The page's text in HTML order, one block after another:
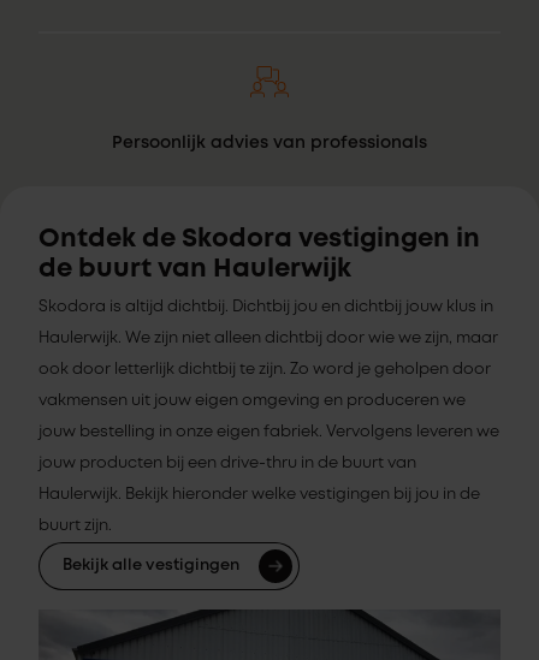
Persoonlijk advies van professionals
Ontdek de Skodora vestigingen in
de buurt van Haulerwijk
Skodora is altijd dichtbij. Dichtbij jou en dichtbij jouw klus in
Haulerwijk. We zijn niet alleen dichtbij door wie we zijn, maar
ook door letterlijk dichtbij te zijn. Zo word je geholpen door
vakmensen uit jouw eigen omgeving en produceren we
jouw bestelling in onze eigen fabriek. Vervolgens leveren we
jouw producten bij een drive-thru in de buurt van
Haulerwijk. Bekijk hieronder welke vestigingen bij jou in de
buurt zijn.
Bekijk alle vestigingen